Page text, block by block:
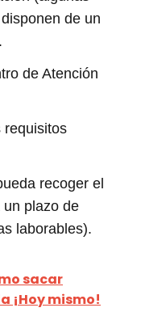
de un
de Atención
requisitos
recoger el
plazo de
laborables).
sacar
¡Hoy mismo!